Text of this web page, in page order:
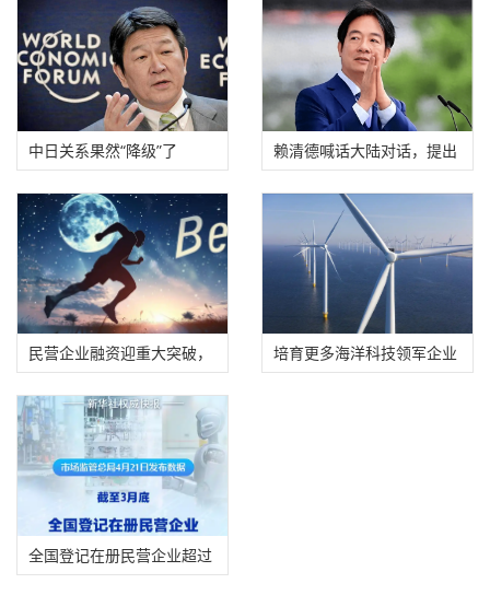
中日关系果然“降级”了
赖清德喊话大陆对话，提出
两岸有三大共
民营企业融资迎重大突破，
新增上市公司
培育更多海洋科技领军企业
全国登记在册民营企业超过